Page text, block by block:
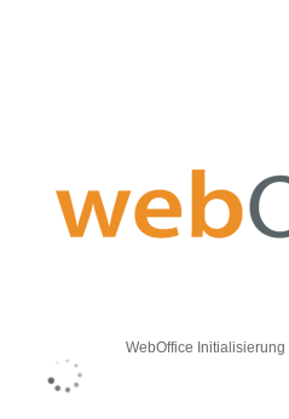
WebOffice Initialisierung